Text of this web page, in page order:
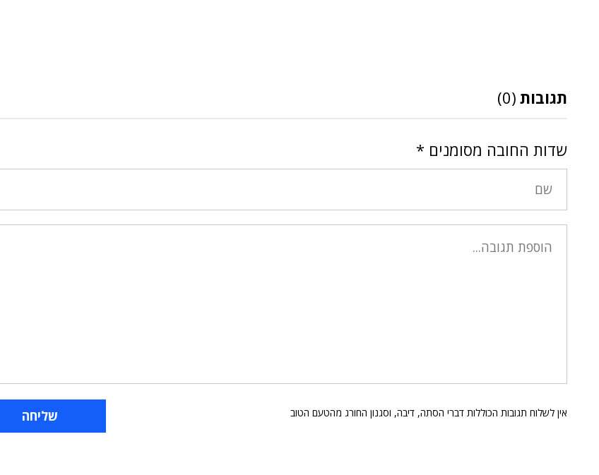
תגובות (0)
שדות החובה מסומנים *
אין לשלוח תגובות הכוללות דברי הסתה, דיבה, וסגנון החורג מהטעם הטוב